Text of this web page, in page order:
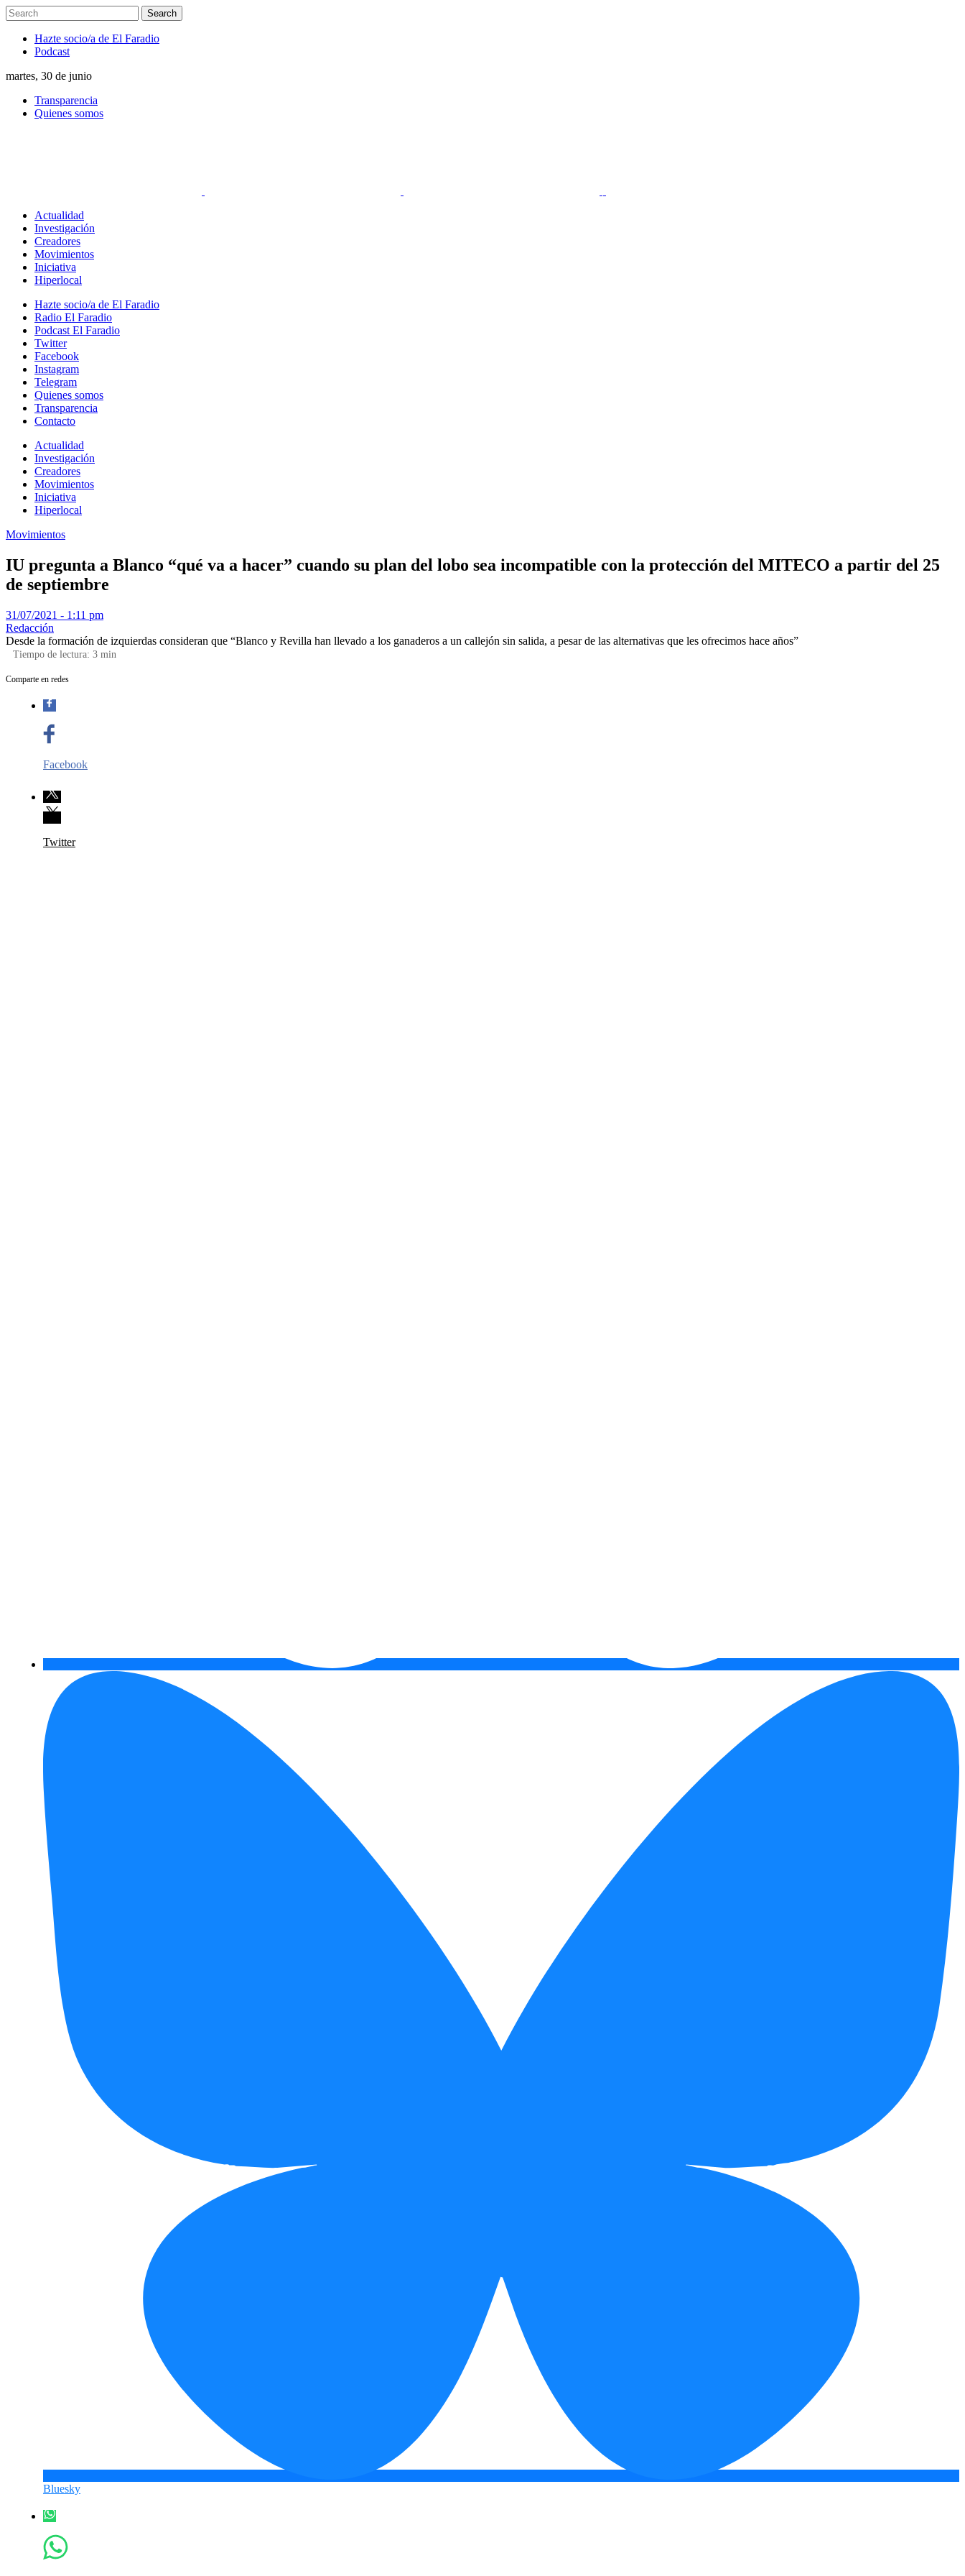
Hazte socio/a de El Faradio
Podcast
martes, 30 de junio
Transparencia
Quienes somos
Actualidad
Investigación
Creadores
Movimientos
Iniciativa
Hiperlocal
Hazte socio/a de El Faradio
Radio El Faradio
Podcast El Faradio
Twitter
Facebook
Instagram
Telegram
Quienes somos
Transparencia
Contacto
Actualidad
Investigación
Creadores
Movimientos
Iniciativa
Hiperlocal
Movimientos
IU pregunta a Blanco “qué va a hacer” cuando su plan del lobo sea incompatible con la protección del MITECO a partir del 25
de septiembre
31/07/2021 - 1:11 pm
Redacción
Desde la formación de izquierdas consideran que “Blanco y Revilla han llevado a los ganaderos a un callejón sin salida, a pesar de las alternativas que les ofrecimos hace años”
Tiempo de lectura: 3 min
Comparte en redes
Facebook
Twitter
Bluesky